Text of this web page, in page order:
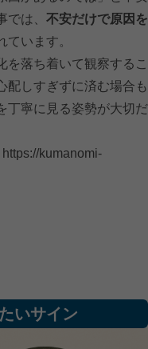
は、 不安だけで原因を
ています。
を落ち着いて観察するこ
配しすぎずに済む場合も
丁寧に見る姿勢が大切だ
https://kumanomi-
いサイン